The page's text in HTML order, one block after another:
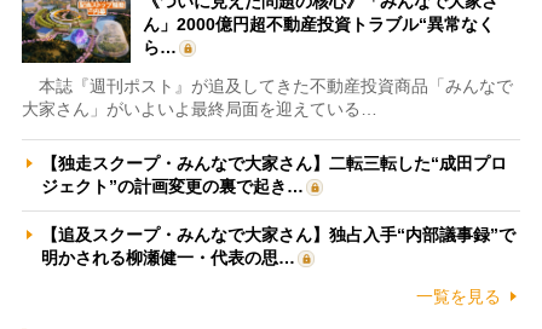
ん」2000億円超不動産投資トラブル“異常なく
ら…
本誌『週刊ポスト』が追及してきた不動産投資商品「みんなで
大家さん」がいよいよ最終局面を迎えている…
【独走スクープ・みんなで大家さん】二転三転した“成田プロ
ジェクト”の計画変更の裏で起き…
【追及スクープ・みんなで大家さん】独占入手“内部議事録”で
明かされる柳瀬健一・代表の思…
一覧を見る